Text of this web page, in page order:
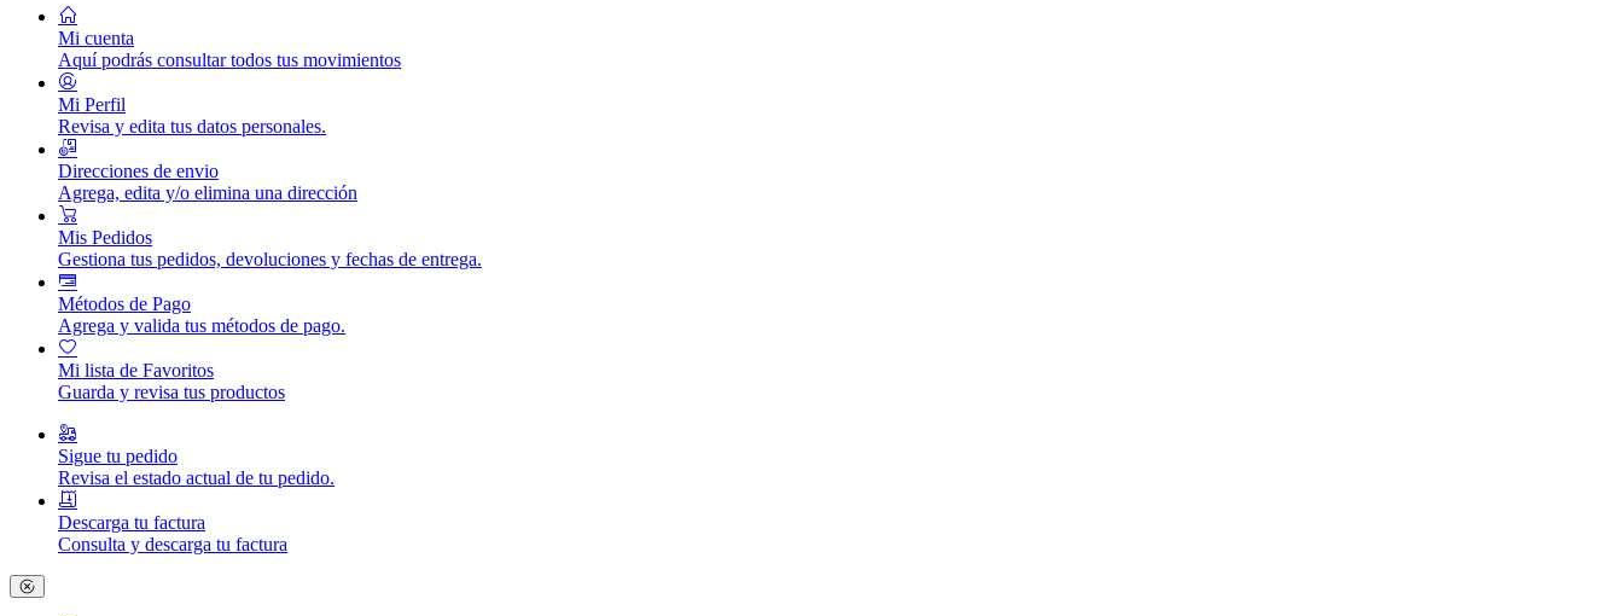
Mi cuenta
Aquí podrás consultar todos tus movimientos
Mi Perfil
Revisa y edita tus datos personales.
Direcciones de envio
Agrega, edita y/o elimina una dirección
Mis Pedidos
Gestiona tus pedidos, devoluciones y fechas de entrega.
Métodos de Pago
Agrega y valida tus métodos de pago.
Mi lista de Favoritos
Guarda y revisa tus productos
Sigue tu pedido
Revisa el estado actual de tu pedido.
Descarga tu factura
Consulta y descarga tu factura